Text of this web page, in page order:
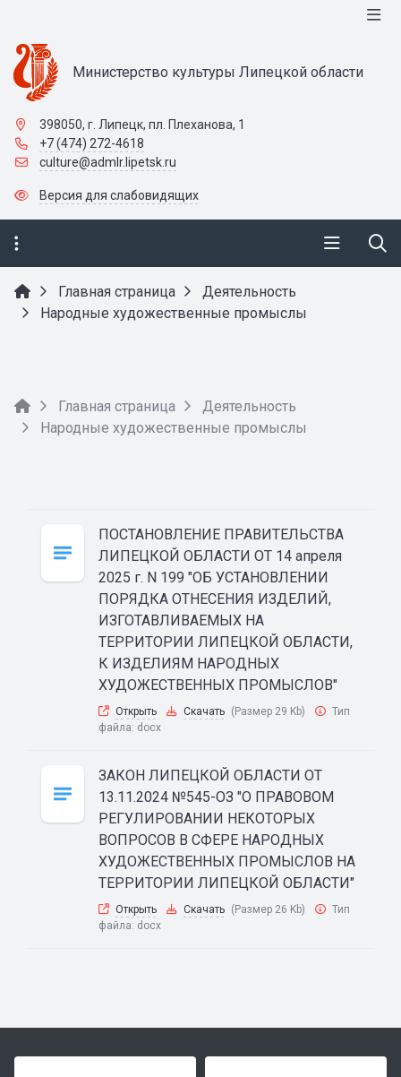
Министерство культуры Липецкой области
398050, г. Липецк, пл. Плеханова, 1
+7 (474) 272-4618
culture@admlr.lipetsk.ru
Версия для слабовидящих
Главная страница
Деятельность
Народные художественные промыслы
Главная страница
Деятельность
Народные художественные промыслы
ПОСТАНОВЛЕНИЕ ПРАВИТЕЛЬСТВА
ЛИПЕЦКОЙ ОБЛАСТИ ОТ 14 апреля
2025 г. N 199 "ОБ УСТАНОВЛЕНИИ
ПОРЯДКА ОТНЕСЕНИЯ ИЗДЕЛИЙ,
ИЗГОТАВЛИВАЕМЫХ НА
ТЕРРИТОРИИ ЛИПЕЦКОЙ ОБЛАСТИ,
К ИЗДЕЛИЯМ НАРОДНЫХ
ХУДОЖЕСТВЕННЫХ ПРОМЫСЛОВ"
Открыть Скачать (Размер 29 Kb)
Тип
файла: docx
ЗАКОН ЛИПЕЦКОЙ ОБЛАСТИ ОТ
13.11.2024 №545-ОЗ "О ПРАВОВОМ
РЕГУЛИРОВАНИИ НЕКОТОРЫХ
ВОПРОСОВ В СФЕРЕ НАРОДНЫХ
ХУДОЖЕСТВЕННЫХ ПРОМЫСЛОВ НА
ТЕРРИТОРИИ ЛИПЕЦКОЙ ОБЛАСТИ"
Открыть Скачать (Размер 26 Kb)
Тип
файла: docx